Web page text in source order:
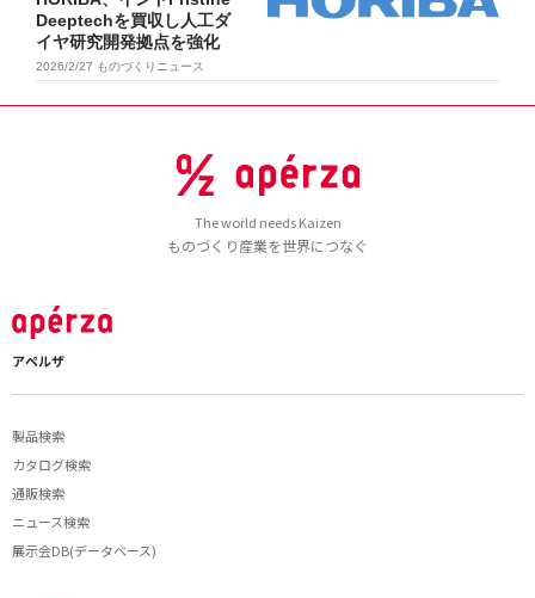
Deeptechを買収し人工ダ
イヤ研究開発拠点を強化
2026/2/27 ものづくりニュース
The world needs Kaizen
ものづくり産業を世界につなぐ
アペルザ
製品検索
カタログ検索
通販検索
ニュース検索
展示会DB(データベース)